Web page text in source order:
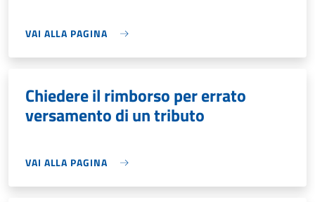
VAI ALLA PAGINA
Chiedere il rimborso per errato
versamento di un tributo
VAI ALLA PAGINA